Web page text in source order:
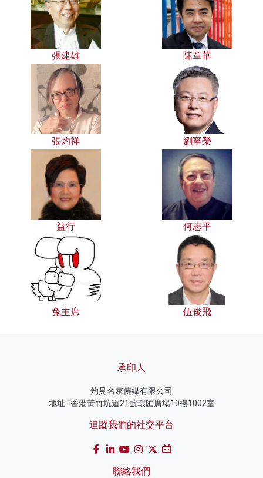
張建雄 陳章華
張灼祥 劉寧榮
益行 何志平
兔主席 伍俊飛
承印人
灼見名家傳媒有限公司
地址 : 香港黃竹坑道21號環匯廣場10樓1002室
追蹤我們的社交平台
聯絡我們